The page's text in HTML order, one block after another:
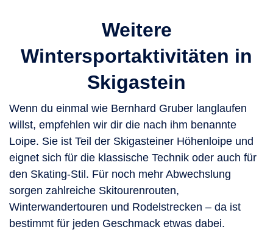
Weitere
Wintersportaktivitäten in
Skigastein
Wenn du einmal wie Bernhard Gruber langlaufen
willst, empfehlen wir dir die nach ihm benannte
Loipe. Sie ist Teil der Skigasteiner Höhenloipe und
eignet sich für die klassische Technik oder auch für
den Skating-Stil. Für noch mehr Abwechslung
sorgen zahlreiche Skitourenrouten,
Winterwandertouren und Rodelstrecken – da ist
bestimmt für jeden Geschmack etwas dabei.